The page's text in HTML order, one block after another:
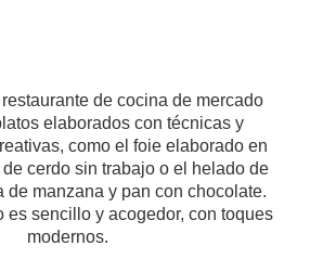
de cocina de mercado
elaborados con técnicas y
como el foie elaborado en
cerdo sin trabajo o el helado de
de manzana y pan con chocolate.
es sencillo y acogedor, con toques
modernos.